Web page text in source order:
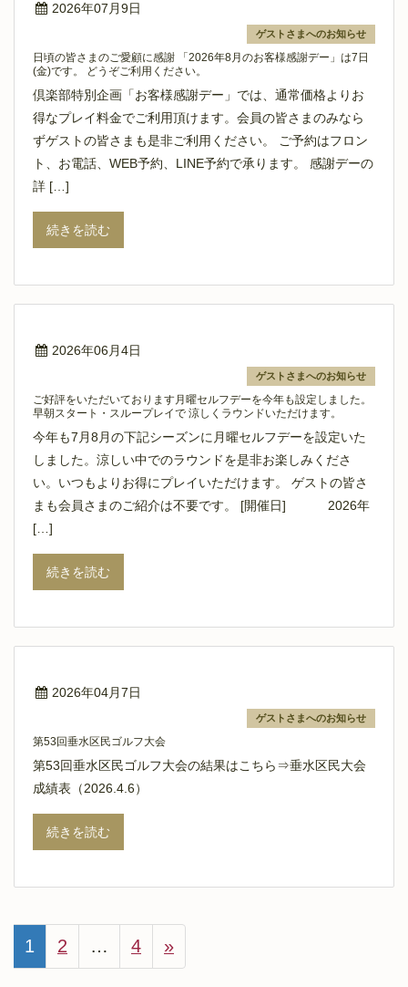
2026年07月9日
ゲストさまへのお知らせ
日頃の皆さまのご愛顧に感謝 「2026年8月のお客様感謝デー」は7日
(金)です。 どうぞご利用ください。
倶楽部特別企画「お客様感謝デー」では、通常価格よりお
得なプレイ料金でご利用頂けます。会員の皆さまのみなら
ずゲストの皆さまも是非ご利用ください。 ご予約はフロン
ト、お電話、WEB予約、LINE予約で承ります。 感謝デーの
詳 […]
続きを読む
2026年06月4日
ゲストさまへのお知らせ
ご好評をいただいております月曜セルフデーを今年も設定しました。
早朝スタート・スループレイで 涼しくラウンドいただけます。
今年も7月8月の下記シーズンに月曜セルフデーを設定いた
しました。涼しい中でのラウンドを是非お楽しみくださ
い。いつもよりお得にプレイいただけます。 ゲストの皆さ
まも会員さまのご紹介は不要です。 [開催日] 2026年
[…]
続きを読む
2026年04月7日
ゲストさまへのお知らせ
第53回垂水区民ゴルフ大会
第53回垂水区民ゴルフ大会の結果はこちら⇒垂水区民大会
成績表（2026.4.6）
続きを読む
1 2 … 4 »